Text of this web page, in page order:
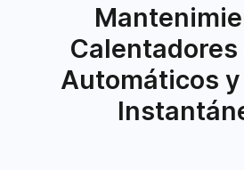
Calentadores
Automáticos